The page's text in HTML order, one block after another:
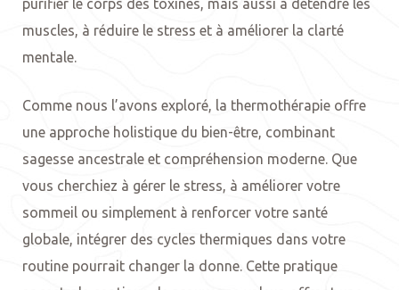
purifier le corps des toxines, mais aussi à détendre les
muscles, à réduire le stress et à améliorer la clarté
mentale.
Comme nous l’avons exploré, la thermothérapie offre
une approche holistique du bien-être, combinant
sagesse ancestrale et compréhension moderne. Que
vous cherchiez à gérer le stress, à améliorer votre
sommeil ou simplement à renforcer votre santé
globale, intégrer des cycles thermiques dans votre
routine pourrait changer la donne. Cette pratique